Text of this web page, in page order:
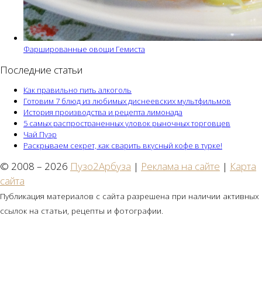
Фаршированные овощи Гемиста
Последние статьи
Как правильно пить алкоголь
Готовим 7 блюд из любимых диснеевских мультфильмов
История производства и рецепта лимонада
5 самых распространенных уловок рыночных торговцев
Чай Пуэр
Раскрываем секрет, как сварить вкусный кофе в турке!
© 2008 – 2026 Пузо2Арбуза | Реклама на сайте | Карта
сайта
Публикация материалов с сайта разрешена при наличии активных
ссылок на статьи, рецепты и фотографии.